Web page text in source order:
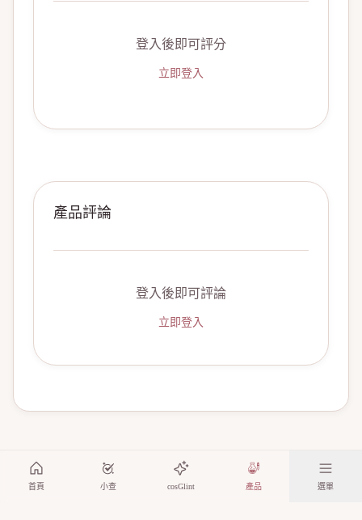
登入後即可評分
立即登入
產品評論
登入後即可評論
立即登入
首頁 小查 cosGlint 產品 選單